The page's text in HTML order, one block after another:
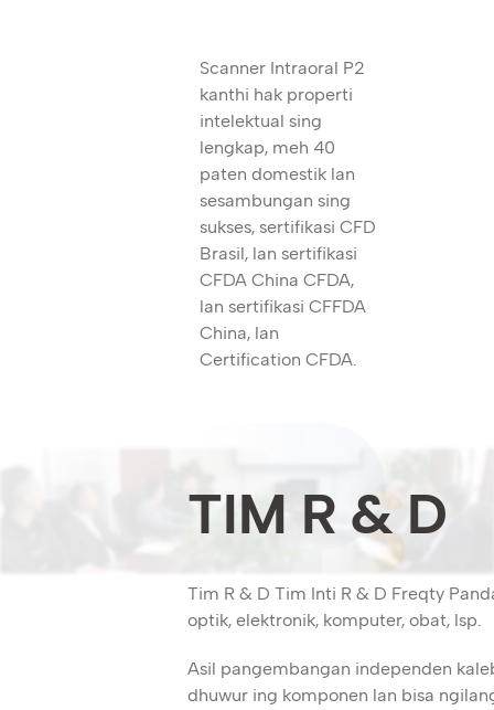
Scanner Intraoral P2
kanthi hak properti
intelektual sing
lengkap, meh 40
paten domestik lan
sesambungan sing
sukses, sertifikasi CFD
Brasil, lan sertifikasi
CFDA China CFDA,
lan sertifikasi CFFDA
China, lan
Certification CFDA.
TIM R & D
Tim R & D Tim Inti R & D Freqty
optik, elektronik, komputer, obat, lsp.
Asil pangembangan independen
dhuwur ing komponen lan bisa